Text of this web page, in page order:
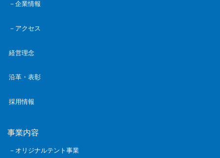
－企業情報
－アクセス
経営理念
沿革・表彰
採用情報
事業内容
－オリジナルテント事業